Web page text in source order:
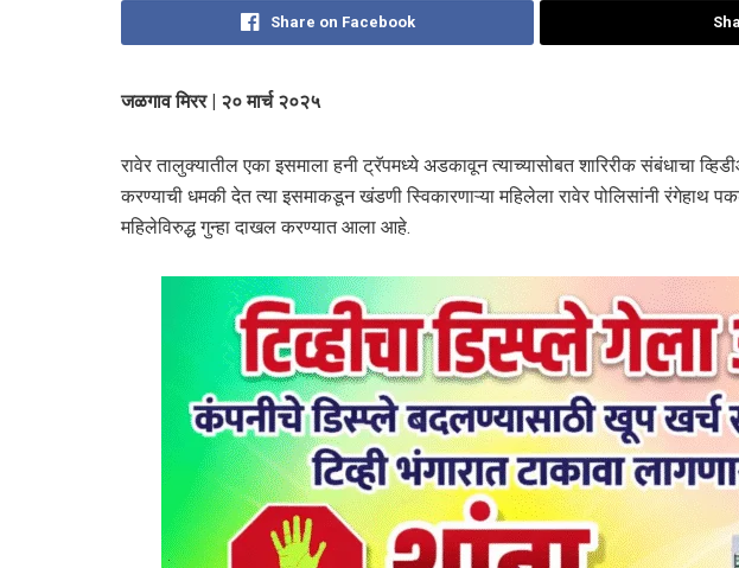
Share on Facebook
जळगाव मिरर | २० मार्च २०२५
रावेर तालुक्यातील एका इसमाला हनी ट्रॅपमध्ये अडकावून त्याच्यासोबत शारिरीक संबंधाचा
करण्याची धमकी देत त्या इसमाकडून खंडणी स्विकारणाऱ्या महिलेला रावेर पोलिसांनी रंगेहाथ
महिलेविरुद्ध गुन्हा दाखल करण्यात आला आहे.